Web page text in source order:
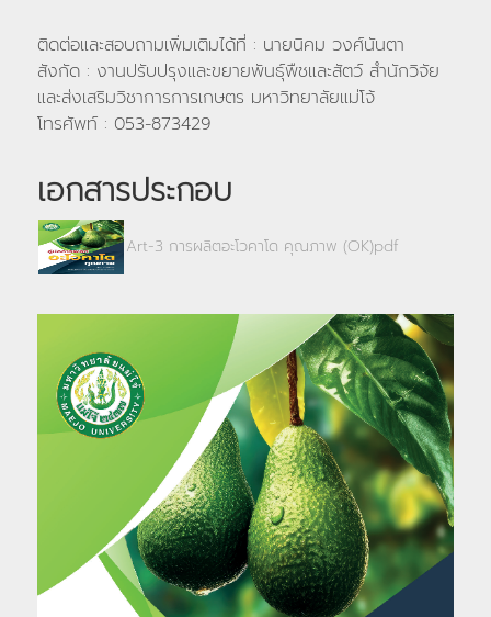
ติดต่อและสอบถามเพิ่มเติมได้ที่ : นายนิคม วงศ์นันตา
สังกัด : งานปรับปรุงและขยายพันธุ์พืชและสัตว์ สำนักวิจัย
และส่งเสริมวิชาการการเกษตร มหาวิทยาลัยแม่โจ้
โทรศัพท์ : 053-873429
เอกสารประกอบ
Art-3 การผลิตอะโวคาโด คุณภาพ (OK)pdf